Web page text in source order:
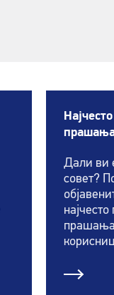
Дали ви
совет?